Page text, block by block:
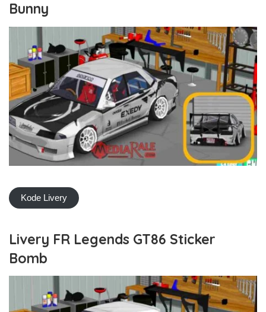
Bunny
Kode Livery
Livery FR Legends GT86 Sticker
Bomb